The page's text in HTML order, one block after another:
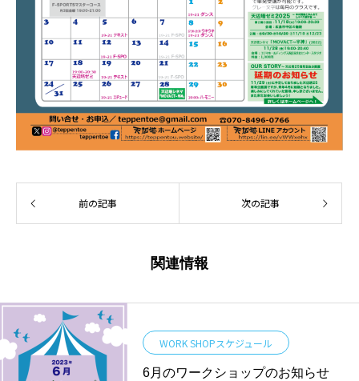
前の記事 次の記事
関連情報
WORK SHOPスケジュール
6月のワークショップのお知らせ